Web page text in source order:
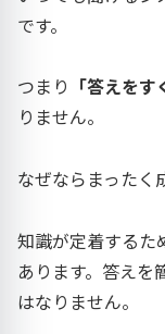
です。
つまり 「答えをす
りません。
なぜならまったく
知識が定着するた
あります。答えを
はなりません。